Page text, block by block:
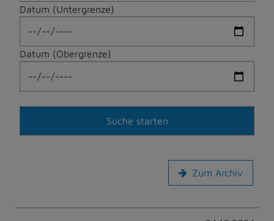
Datum (Untergrenze)
Datum (Obergrenze)
Zum Archiv